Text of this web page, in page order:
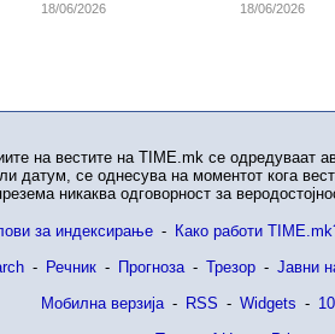
18/06/2026 18/06/2026
на вестите на TIME.mk се одредуваат
датум, се однесува на моментот кога
никаква одговорност за
за индексирање - Како работи
- Речник - Прогноза - Трезор - Јавни
Мобилна верзија - RSS - Widgets -